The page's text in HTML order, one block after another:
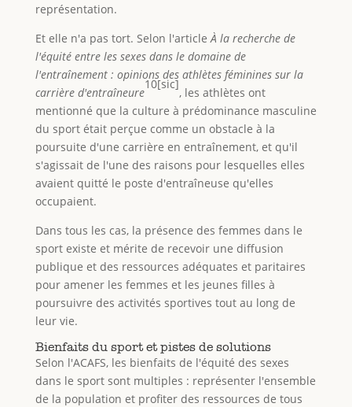
représentation.
Et elle n'a pas tort. Selon l'articleÀ la recherche de
l'équité entre les sexes dans le domaine de
l'entraînement : opinions des athlètes féminines sur la
carrière d'entraîneure
10[sic]
, les athlètes ont
mentionné que la culture à prédominance masculine
du sport était perçue comme un obstacle à la
poursuite d'une carrière en entraînement, et qu'il
s'agissait de l'une des raisons pour lesquelles elles
avaient quitté le poste d'entraîneuse qu'elles
occupaient.
Dans tous les cas, la présence des femmes dans le
sport existe et mérite de recevoir une diffusion
publique et des ressources adéquates et paritaires
pour amener les femmes et les jeunes filles à
poursuivre des activités sportives tout au long de
leur vie.
Bienfaits du sport et pistes de solutions
Selon l'ACAFS, les bienfaits de l'équité des sexes
dans le sport sont multiples : représenter l'ensemble
de la population et profiter des ressources de tous